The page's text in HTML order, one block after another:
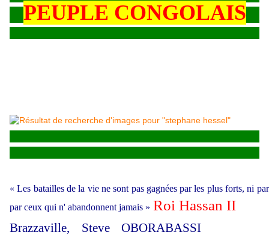
PEUPLE CONGOLAIS
«Les batailles de la vie ne sont pas gagnées par les plus forts, ni
par ceux qui n' abandonnent jamais » Roi Hassan II
Brazzaville, Steve OBORABASSI